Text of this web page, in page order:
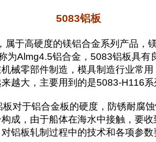
5083铝板
属于高硬度的镁铝合金系列产品，
Almg4.5铝合金，5083铝板具有
械零部件制造，模具制造行业常
越大，主要用到的是5083-H116系
于铝合金板的硬度，防锈耐腐
成，由于船体在海水中接触，要
铝板轧制过程中的技术和各项参数